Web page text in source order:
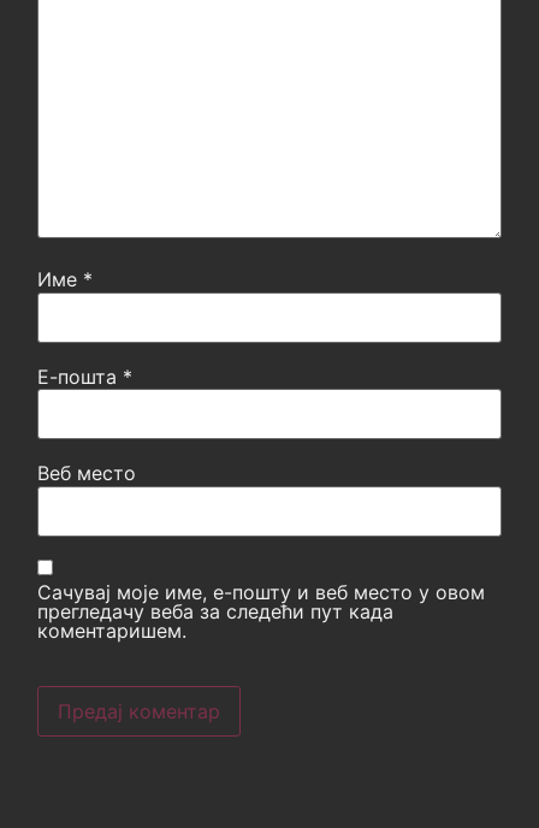
Име *
Е-пошта *
Веб место
Сачувај моје име, е-пошту и веб место у овом
прегледачу веба за следећи пут када
коментаришем.